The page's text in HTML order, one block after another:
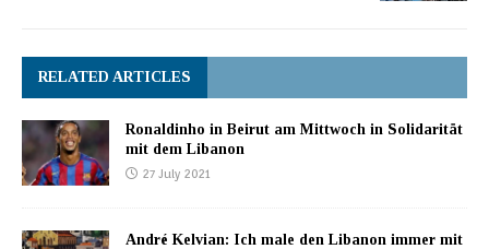
RELATED ARTICLES
Ronaldinho in Beirut am Mittwoch in Solidarität
mit dem Libanon
27 July 2021
André Kelvian: Ich male den Libanon immer mit